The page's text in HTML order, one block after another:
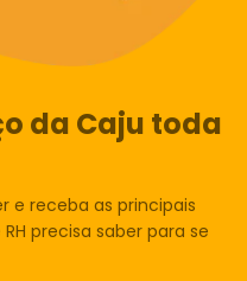
da Caju toda
e receba as principais
precisa saber para se